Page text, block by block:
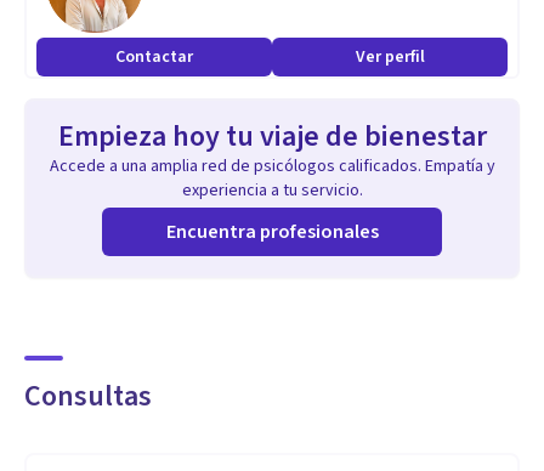
Contactar Ver perfil
Empieza hoy tu viaje de bienestar
Accede a una amplia red de psicólogos calificados. Empatía y
experiencia a tu servicio.
Encuentra profesionales
Consultas